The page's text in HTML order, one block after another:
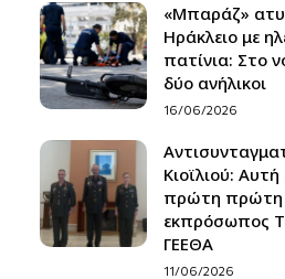
«Μπαράζ»
Ηράκλειο με
πατίνια: Στο
δύο ανήλικοι
16/06/2026
Κιοϊλιού: Αυτή
πρώτη πρώτη
εκπρόσωπος
ΓΕΕΘΑ
11/06/2026